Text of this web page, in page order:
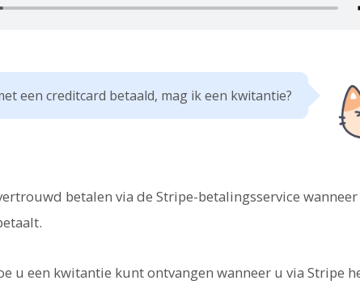
een creditcard betaald, mag ik een kwitantie?
betalen via de Stripe-betalingsservice
u een kwitantie kunt ontvangen wanneer u via Stripe